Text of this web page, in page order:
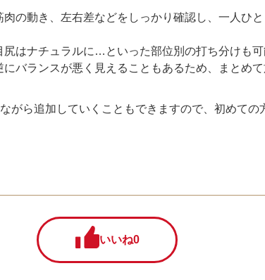
の動き、左右差などをしっかり確認し、一人ひ
はナチュラルに…といった部位別の打ち分けも
バランスが悪く見えることもあるため、まとめ
がら追加していくこともできますので、初めて
いいね0